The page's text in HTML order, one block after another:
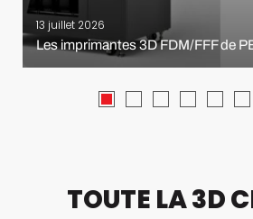
13 juillet 2026
Les imprimantes 3D FDM/FFF de
TOUTE LA 3D